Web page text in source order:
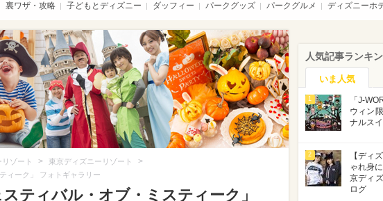
裏ワザ・攻略 子どもとディズニー ダッフィー パークグッズ パークグルメ ディズニーホ
ゾート > 東京ディズニーリゾート >
ィーク」 フォトギャラリー
スティバル・オブ・ミスティーク」
人気記事ランキ
いま人気
1
「J-
ウィン
ナルス
2
【ディ
ゃれ身
京ディ
ログ